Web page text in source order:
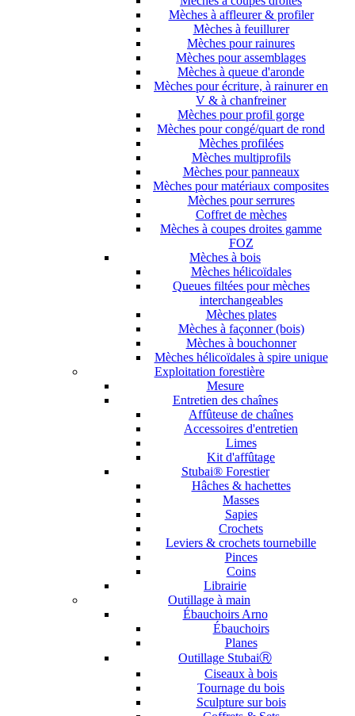
Mèches à affleurer & profiler
Mèches à feuillurer
Mèches pour rainures
Mèches pour assemblages
Mèches à queue d'aronde
Mèches pour écriture, à rainurer en
V & à chanfreiner
Mèches pour profil gorge
Mèches pour congé/quart de rond
Mèches profilées
Mèches multiprofils
Mèches pour panneaux
Mèches pour matériaux composites
Mèches pour serrures
Coffret de mèches
Mèches à coupes droites gamme
FOZ
Mèches à bois
Mèches hélicoïdales
Queues filtées pour mèches
interchangeables
Mèches plates
Mèches à façonner (bois)
Mèches à bouchonner
Mèches hélicoïdales à spire unique
Exploitation forestière
Mesure
Entretien des chaînes
Affûteuse de chaînes
Accessoires d'entretien
Limes
Kit d'affûtage
Stubai® Forestier
Hâches & hachettes
Masses
Sapies
Crochets
Leviers & crochets tournebille
Pinces
Coins
Librairie
Outillage à main
Ébauchoirs Arno
Ébauchoirs
Planes
Outillage StubaiⓇ
Ciseaux à bois
Tournage du bois
Sculpture sur bois